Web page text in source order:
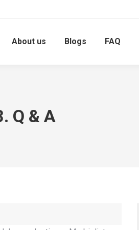
About us Blogs FAQ
Q & A